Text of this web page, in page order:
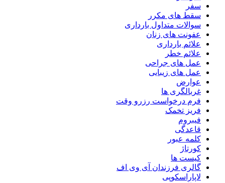
سفر
سقط های مکرر
سوالات متداول بارداری
عفونت های زنان
علائم بارداری
علائم خطر
عمل های جراحی
عمل های زیبایی
عوارض
غربالگری ها
فرم درخواست رزرو وقت
فریز تخمک
فیبروم
قاعدگی
کلمه عبور
کورتاژ
کیست ها
گالری فرزندان آی وی اف
لاپاراسکوپی